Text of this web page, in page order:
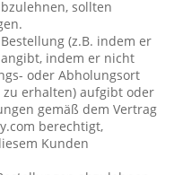
sollten
(z.B. indem er
indem er nicht
oder Abholungsort
erhalten) aufgibt oder
gemäß dem Vertrag
berechtigt,
Kunden